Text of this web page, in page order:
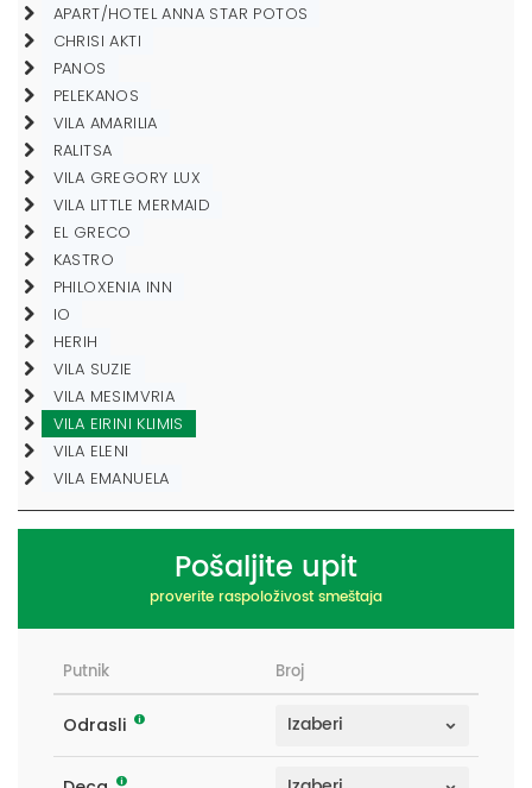
APART/HOTEL ANNA STAR POTOS
CHRISI AKTI
PANOS
PELEKANOS
VILA AMARILIA
RALITSA
VILA GREGORY LUX
VILA LITTLE MERMAID
EL GRECO
KASTRO
PHILOXENIA INN
IO
HERIH
VILA SUZIE
VILA MESIMVRIA
VILA EIRINI KLIMIS
VILA ELENI
VILA EMANUELA
Pošaljite upit
proverite raspoloživost smeštaja
Putnik Broj
Odrasli